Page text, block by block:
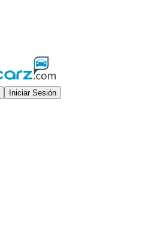
Iniciar Sesión